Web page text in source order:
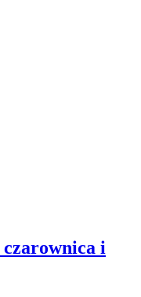
i